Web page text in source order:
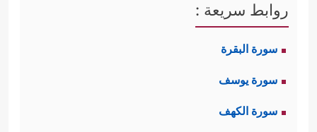
روابط سريعة :
سورة البقرة
سورة يوسف
سورة الكهف